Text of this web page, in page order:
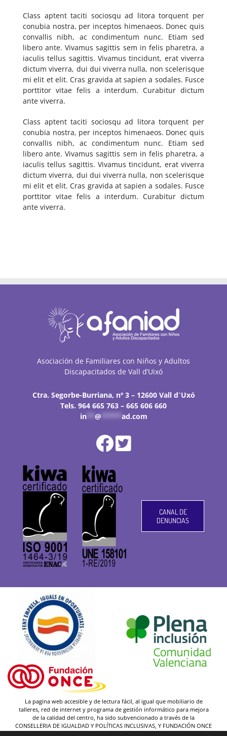
Class aptent taciti sociosqu ad litora torquent per
conubia nostra, per inceptos himenaeos. Donec quis
convallis nibh, ac condimentum nunc. Etiam sed
libero ante. Vivamus sagittis sem in felis pharetra, a
iaculis tellus sagittis. Vivamus tincidunt, erat viverra
dictum viverra, dui dui viverra nulla, non scelerisque
mi elit et elit. Cras gravida at sapien a sodales. Fusce
porttitor vitae felis a interdum. Curabitur dictum
ante viverra.
Class aptent taciti sociosqu ad litora torquent per
conubia nostra, per inceptos himenaeos. Donec quis
convallis nibh, ac condimentum nunc. Etiam sed
libero ante. Vivamus sagittis sem in felis pharetra, a
iaculis tellus sagittis. Vivamus tincidunt, erat viverra
dictum viverra, dui dui viverra nulla, non scelerisque
mi elit et elit. Cras gravida at sapien a sodales. Fusce
porttitor vitae felis a interdum. Curabitur dictum
ante viverra.
Asociación de Familiares con Niños y Adultos
Discapacitados de Vall d’Uixó
Ctra. Segorbe-Burriana, nº 3 – 12600 Vall d´Uxó
Tels. 964 665 763 – 665 606 660
in** @ ad.com
CANAL DE
DENUNCIAS
La pagina web accesible y de lectura fácil, al igual que mobiliario de
talleres, red de internet y programa de gestión informático para mejora
de la calidad del centro, ha sido subvencionado a través de la
CONSELLERIA DE IGUALDAD Y POLÍTICAS INCLUSIVAS, Y FUNDACIÓN ONCE